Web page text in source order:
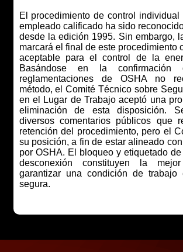
El procedimiento de control
empleado calificado ha sido
desde la edición 1995. Sin embargo,
marcará el final de este procedimiento
aceptable para el control de la
Basándose en la
reglamentaciones de OSHA no
método, el Comité Técnico sobre
en el Lugar de Trabajo aceptó una
eliminación de esta disposición.
diversos comentarios públicos que
retención del procedimiento, pero el
su posición, a fin de estar alineado
por OSHA. El bloqueo y etiquetado
desconexión constituyen la
garantizar una condición de trabajo
segura.